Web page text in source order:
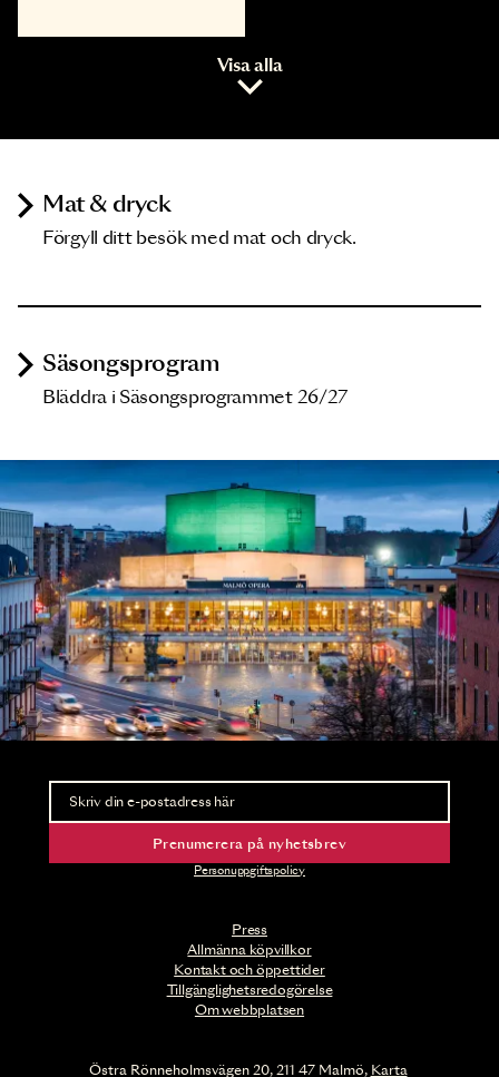
Visa alla
Mat & dryck
Förgyll ditt besök med mat och dryck.
Säsongsprogram
Bläddra i Säsongsprogrammet 26/27
Press
Allmänna köpvillkor
Kontakt och öppettider
Tillgänglighetsredogörelse
Om webbplatsen
Nyhetsbrev
Ta del av förhandsinformation och biljettsläpp.
Prenumerera på nyhetsbrev
Personuppgiftspolicy
Östra Rönneholmsvägen 20, 211 47 Malmö, Karta